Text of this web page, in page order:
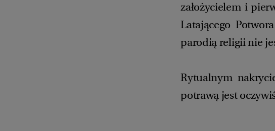
założycielem i
Latającego
parodią religii nie
Rytualnym
potrawą jest